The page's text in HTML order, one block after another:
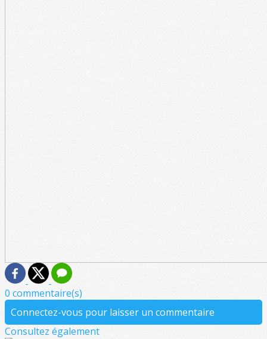
0 commentaire(s)
Connectez-vous pour laisser un commentaire
Consultez également